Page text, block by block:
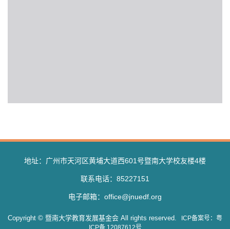
地址：广州市天河区黄埔大道西601号暨南大学校友楼4楼
联系电话：85227151
电子邮箱：office@jnuedf.org
Copyright © 暨南大学教育发展基金会 All rights reserved.
ICP备案号：粤
ICP备 12087612号